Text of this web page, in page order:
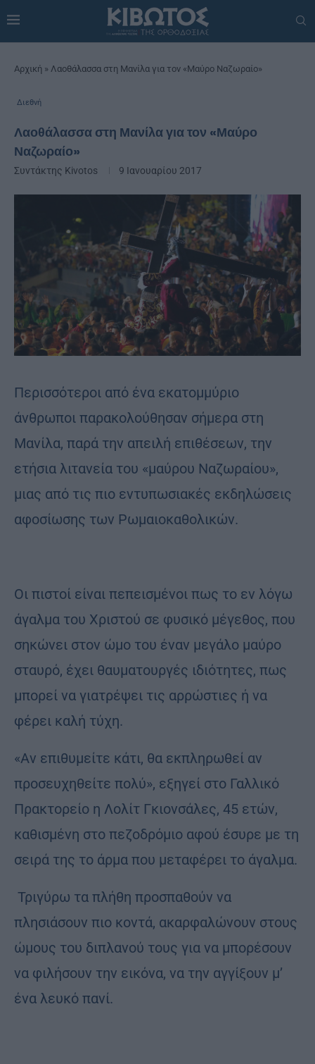
Αρχική » Λαοθάλασσα στη Μανίλα για τον «Μαύρο Ναζωραίο»
Διεθνή
Λαοθάλασσα στη Μανίλα για τον «Μαύρο
Ναζωραίο»
Συντάκτης Kivotos 9 Ιανουαρίου 2017
Περισσότεροι από ένα εκατομμύριο
άνθρωποι παρακολούθησαν σήμερα στη
Μανίλα, παρά την απειλή επιθέσεων, την
ετήσια λιτανεία του «μαύρου Ναζωραίου»,
μιας από τις πιο εντυπωσιακές εκδηλώσεις
αφοσίωσης των Ρωμαιοκαθολικών.
Οι πιστοί είναι πεπεισμένοι πως το εν λόγω
άγαλμα του Χριστού σε φυσικό μέγεθος, που
σηκώνει στον ώμο του έναν μεγάλο μαύρο
σταυρό, έχει θαυματουργές ιδιότητες, πως
μπορεί να γιατρέψει τις αρρώστιες ή να
φέρει καλή τύχη.
«Αν επιθυμείτε κάτι, θα εκπληρωθεί αν
προσευχηθείτε πολύ», εξηγεί στο Γαλλικό
Πρακτορείο η Λολίτ Γκιονσάλες, 45 ετών,
καθισμένη στο πεζοδρόμιο αφού έσυρε με τη
σειρά της το άρμα που μεταφέρει το άγαλμα.
Τριγύρω τα πλήθη προσπαθούν να
πλησιάσουν πιο κοντά, ακαρφαλώνουν στους
ώμους του διπλανού τους για να μπορέσουν
να φιλήσουν την εικόνα, να την αγγίξουν μ’
ένα λευκό πανί.